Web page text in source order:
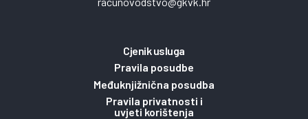
Cjenik usluga
Pravila posudbe
Međuknjižnična posudba
Pravila privatnosti i
uvjeti korištenja